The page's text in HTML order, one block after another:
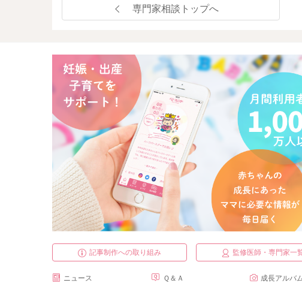
専門家相談トップへ
記事制作への取り組み 監修医師・専門家一
ニュース Ｑ＆Ａ 成長アルバ